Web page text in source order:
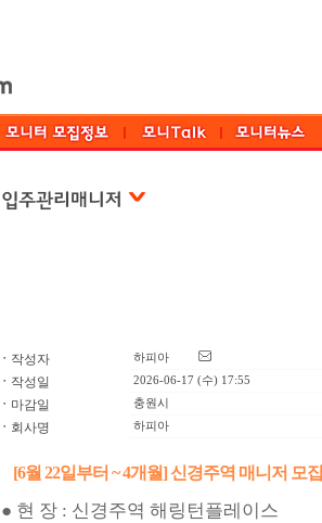
ㆍ 작성자 하피아
ㆍ 작성일 2026-06-17 (수) 17:55
ㆍ 마감일 충원시
ㆍ 회사명 하피아
[6월 22일부터 ~ 4개월] 신경주역 매니저 모집
● 현 장 : 신경주역 해링턴플레이스